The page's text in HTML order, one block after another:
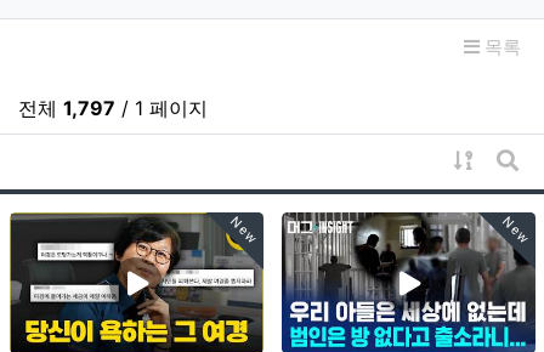
목록
전체 1,797 / 1 페이지
게시물
게
New New